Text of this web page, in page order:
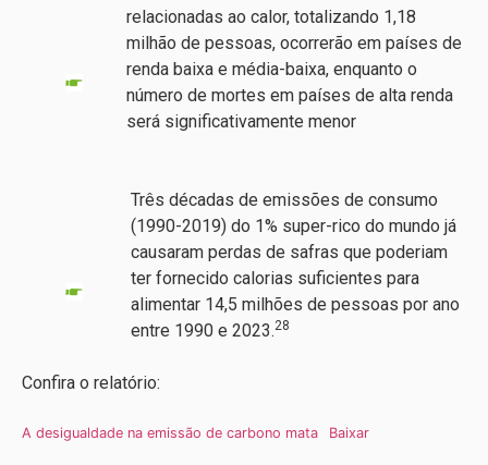
relacionadas ao calor, totalizando 1,18
milhão de pessoas, ocorrerão em países de
renda baixa e média-baixa, enquanto o
número de mortes em países de alta renda
será significativamente menor
Três décadas de emissões de consumo
(1990-2019) do 1% super-rico do mundo já
causaram perdas de safras que poderiam
ter fornecido calorias suficientes para
alimentar 14,5 milhões de pessoas por ano
entre 1990 e 2023.28
Confira o relatório:
A desigualdade na emissão de carbono mata Baixar